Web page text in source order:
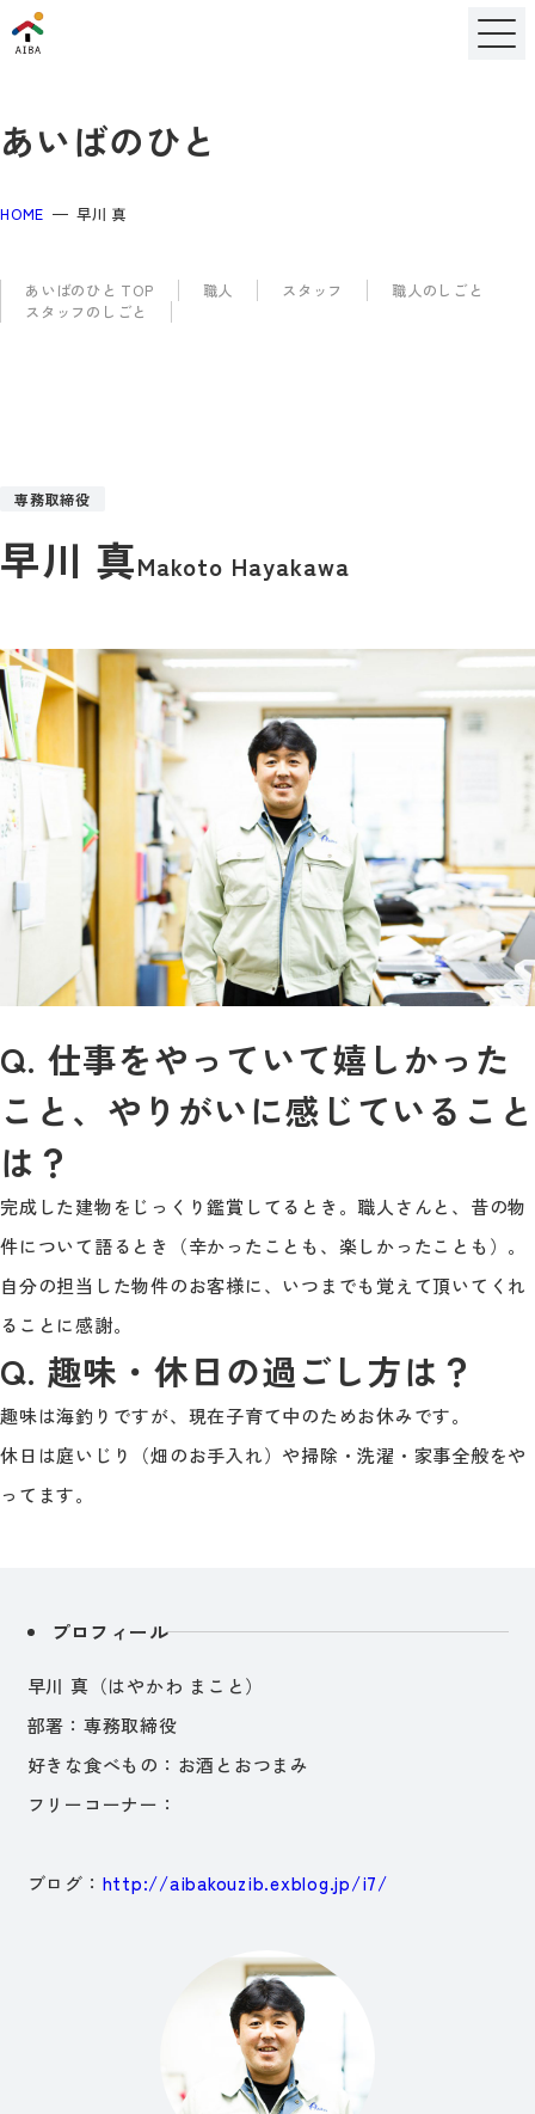
あいばのひと
HOME 早川 真
あいばのひと TOP 職人 スタッフ
職人のしごと
スタッフのしごと
専務取締役
早川 真Makoto Hayakawa
Q. 仕事をやっていて嬉しかった
こと、やりがいに感じていること
は？
完成した建物をじっくり鑑賞してるとき。職人さんと、昔の物
件について語るとき（辛かったことも、楽しかったことも）。
自分の担当した物件のお客様に、いつまでも覚えて頂いてくれ
ることに感謝。
Q. 趣味・休日の過ごし方は？
趣味は海釣りですが、現在子育て中のためお休みです。
休日は庭いじり（畑のお手入れ）や掃除・洗濯・家事全般をや
ってます。
プロフィール
早川 真（はやかわ まこと）
部署：専務取締役
好きな食べもの：お酒とおつまみ
フリーコーナー：
ブログ： http://aibakouzib.exblog.jp/i7/